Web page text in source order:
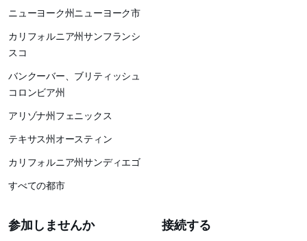
ニューヨーク州ニューヨーク市
カリフォルニア州サンフランシ
スコ
バンクーバー、ブリティッシュ
コロンビア州
アリゾナ州フェニックス
テキサス州オースティン
カリフォルニア州サンディエゴ
すべての都市
参加しませんか 接続する